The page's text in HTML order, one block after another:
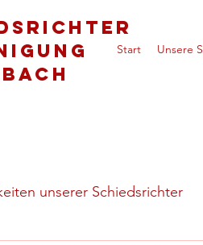
Start Unsere
unserer Schiedsrichter